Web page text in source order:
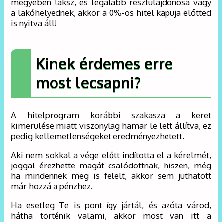
megyében laksz, és legalább résztulajdonosa vagy
a lakóhelyednek, akkor a 0%-os hitel kapuja előtted
is nyitva áll!
Kinek érdemes erre
most lecsapni?
A hitelprogram korábbi szakasza a keret
kimerülése miatt viszonylag hamar le lett állítva, ez
pedig kellemetlenségeket eredményezhetett.
Aki nem sokkal a vége előtt indította el a kérelmét,
joggal érezhette magát csalódottnak, hiszen, még
ha mindennek meg is felelt, akkor sem juthatott
már hozzá a pénzhez.
Ha esetleg Te is pont így jártál, és azóta várod,
hátha történik valami, akkor most van itt a